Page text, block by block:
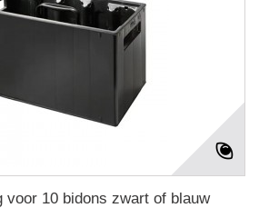
voor 10 bidons zwart of blauw